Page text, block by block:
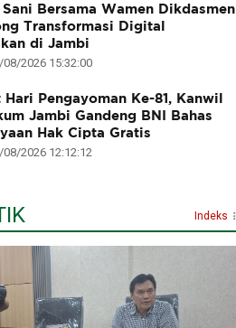
Bersama Wamen Dikdasmen
Transformasi Digital
di Jambi
2026 15:32:00
Hari Pengayoman Ke-81, Kanwil
Jambi Gandeng BNI Bahas
Hak Cipta Gratis
2026 12:12:12
Indeks